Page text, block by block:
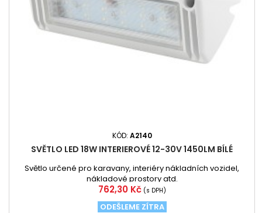
KÓD: A2140
SVĚTLO LED 18W INTERIEROVÉ 12-30V 1450LM BÍLÉ
Světlo určené pro karavany, interiéry nákladních vozidel,
nákladové prostory atd.
Cena
762,30 Kč (s DPH)
ODEŠLEME ZÍTRA